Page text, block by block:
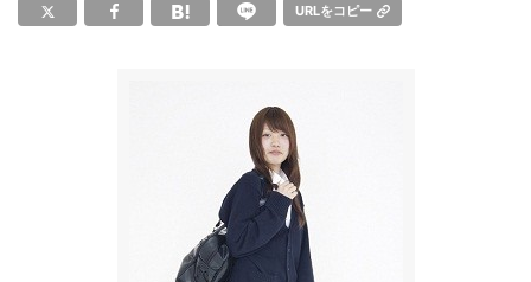
URLをコピー